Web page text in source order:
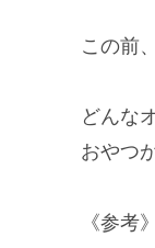
この前
どんな
おやつ
《参考》